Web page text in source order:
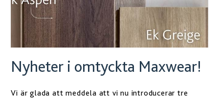
Nyheter i omtyckta Maxwear!
Vi är glada att meddela att vi nu introducerar tre